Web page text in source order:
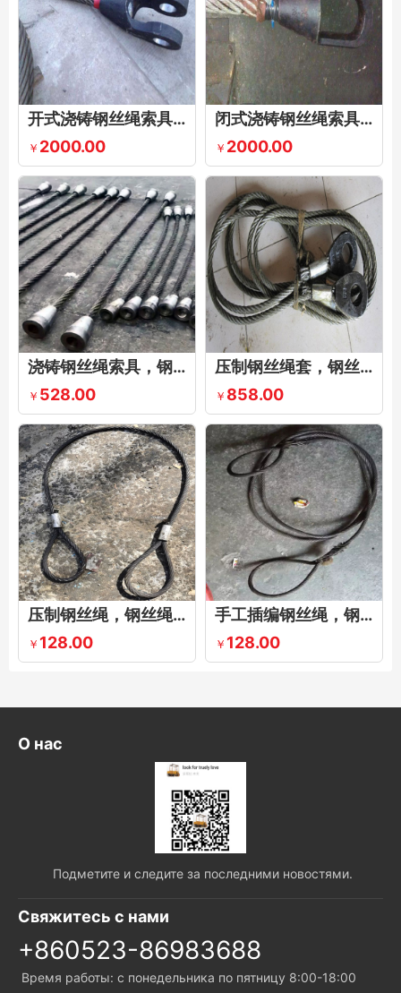
开式浇铸钢丝绳索具，钢丝绳开式浇铸索具，开式浇铸索具，钢绳浇注索具
￥ 2000.00
闭式浇铸钢丝绳索具，闭式钢丝绳浇铸索具，钢丝绳浇铸闭式索节
￥ 2000.00
浇铸钢丝绳索具，钢丝绳浇铸索具
￥ 528.00
压制钢丝绳套，钢丝绳压制索具，压制钢丝绳吊索具，铝合金压制钢丝绳
￥ 858.00
压制钢丝绳，钢丝绳压制索具，压头压制钢丝绳
￥ 128.00
手工插编钢丝绳，钢丝绳插编
￥ 128.00
О нас
Подметите и следите за последними новостями.
Свяжитесь с нами
+860523-86983688
Время работы: с понедельника по пятницу 8:00-18:00